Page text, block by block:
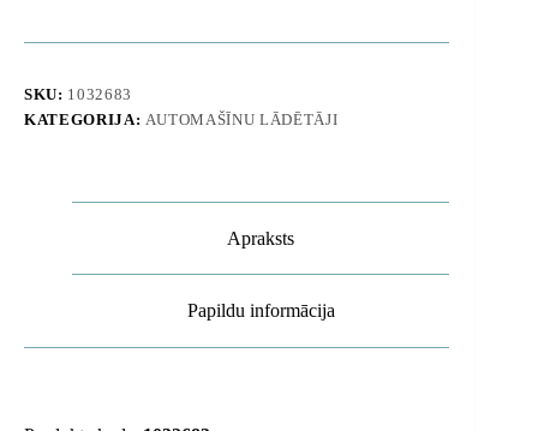
SKU: 1032683
KATEGORIJA: AUTOMAŠĪNU LĀDĒTĀJI
Apraksts
Papildu informācija